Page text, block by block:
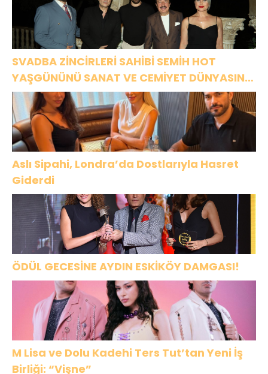
SVADBA ZİNCİRLERİ SAHİBİ SEMİH HOT
YAŞGÜNÜNÜ SANAT VE CEMİYET DÜNYASININ
ÜNLÜ İSİMLERİYLE KUTLADI!
Aslı Sipahi, Londra’da Dostlarıyla Hasret
Giderdi
ÖDÜL GECESİNE AYDIN ESKİKÖY DAMGASI!
M Lisa ve Dolu Kadehi Ters Tut’tan Yeni İş
Birliği: “Vişne”